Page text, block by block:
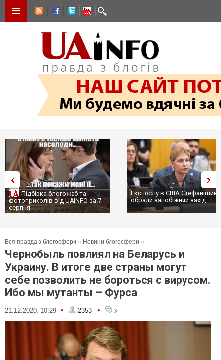
Підбірка блогожаб та
фотоприколів від UAINFO за 7
серпня
Експослу в США
обрали запобіжний захід
Вся правда з блогосфери » Новини блогосфери »
Чернобыль повлиял на Беларусь и
Украину. В итоге две страны могут
себе позволить не бороться с вирусом.
Ибо мы мутанты – Фурса
21.12.2020, 10:29 • 2353 • 3